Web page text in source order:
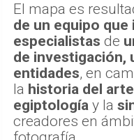
El mapa es
de un equipo que
especialistas de
de investigación,
entidades, en
la historia del arte
egiptología y la
creadores en